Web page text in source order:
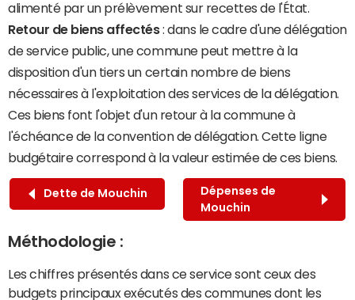
alimenté par un prélèvement sur recettes de l'État.
Retour de biens affectés: dans le cadre d'une délégation
de service public, une commune peut mettre à la
disposition d'un tiers un certain nombre de biens
nécessaires à l'exploitation des services de la délégation.
Ces biens font l'objet d'un retour à la commune à
l'échéance de la convention de délégation. Cette ligne
budgétaire correspond à la valeur estimée de ces biens.
Dette de Mouchin
Dépenses de
Mouchin
Méthodologie :
Les chiffres présentés dans ce service sont ceux des
budgets principaux exécutés des communes dont les